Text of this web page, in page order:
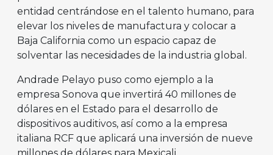
entidad centrándose en el talento humano, para
elevar los niveles de manufactura y colocar a
Baja California como un espacio capaz de
solventar las necesidades de la industria global.
Andrade Pelayo puso como ejemplo a la
empresa Sonova que invertirá 40 millones de
dólares en el Estado para el desarrollo de
dispositivos auditivos, así como a la empresa
italiana RCF que aplicará una inversión de nueve
millones de dólares para Mexicali.